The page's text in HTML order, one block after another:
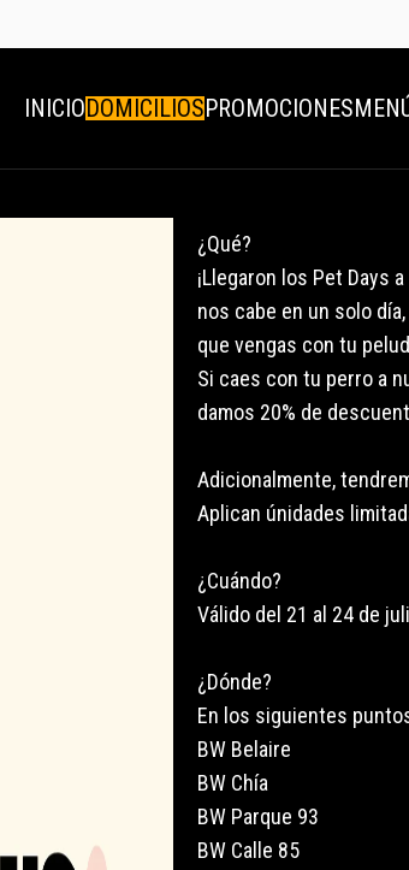
INICIODOMICILIOSPROMOCIONES
¿Qué?
¡Llegaron los Pet Days
nos cabe en un solo
que vengas con tu
Si caes con tu perro a
damos 20% de
Adicionalmente,
Aplican únidades
¿Cuándo?
Válido del 21 al 24 de
¿Dónde?
En los siguientes
BW Belaire
BW Chía
BW Parque 93
BW Calle 85